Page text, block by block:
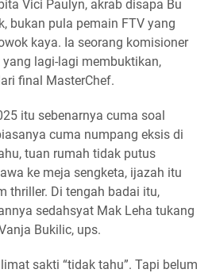
Vici Paulyn, akrab disapa Bu
bukan pula pemain FTV yang
kaya. Ia seorang komisioner
lagi-lagi membuktikan,
final MasterChef.
itu sebenarnya cuma soal
cuma numpang eksis di
tuan rumah tidak putus
ke meja sengketa, ijazah itu
thriller. Di tengah badai itu,
sedahsyat Mak Leha tukang
Bukilic, ups.
sakti “tidak tahu”. Tapi belum